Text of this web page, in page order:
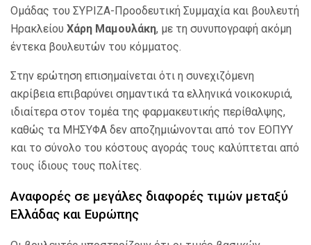
Ομάδας του ΣΥΡΙΖΑ-Προοδευτική Συμμαχία και βουλευτή
Ηρακλείου Χάρη Μαμουλάκη, με τη συνυπογραφή ακόμη
έντεκα βουλευτών του κόμματος.
Στην ερώτηση επισημαίνεται ότι η συνεχιζόμενη
ακρίβεια επιβαρύνει σημαντικά τα ελληνικά νοικοκυριά,
ιδιαίτερα στον τομέα της φαρμακευτικής περίθαλψης,
καθώς τα ΜΗΣΥΦΑ δεν αποζημιώνονται από τον ΕΟΠΥΥ
και το σύνολο του κόστους αγοράς τους καλύπτεται από
τους ίδιους τους πολίτες.
Αναφορές σε μεγάλες διαφορές τιμών μεταξύ
Ελλάδας και Ευρώπης